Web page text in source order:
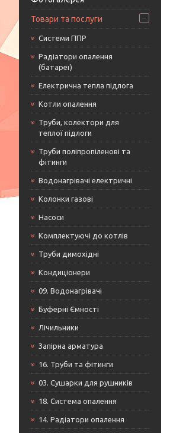
Товари та послуги
Системи ППР
Радіатори опалення
(батареї)
Електрична тепла підлога
Котли опалення
Труби, колектори для
теплої підлоги
Труби поліпропіленові та
фітинги
Водонагрівачі електричні
Колонки газові
Насоси
Комплектуючі до котлів
Труби димохідні
Кондиціонери
09. Водонагрівачі
Буферні Ємності
Лічильники
Запірна арматура
16. Труби та фітинги
03. Сушарки для рушників
18. Система опалення
14. Радіатори опалення